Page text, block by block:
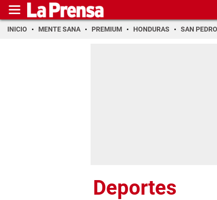
INICIO MENTE SANA PREMIUM HONDURAS SAN PEDRO
Deportes